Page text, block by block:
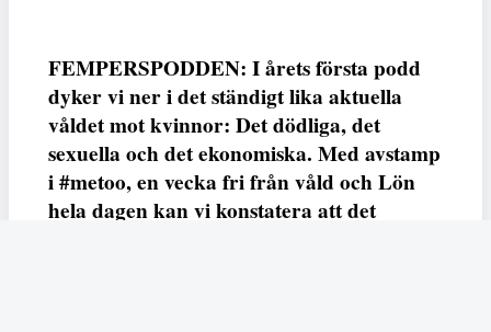
FEMPERSPODDEN: I årets första podd
dyker vi ner i det ständigt lika aktuella
våldet mot kvinnor: Det dödliga, det
sexuella och det ekonomiska. Med avstamp
i #metoo, en vecka fri från våld och Lön
hela dagen kan vi konstatera att det